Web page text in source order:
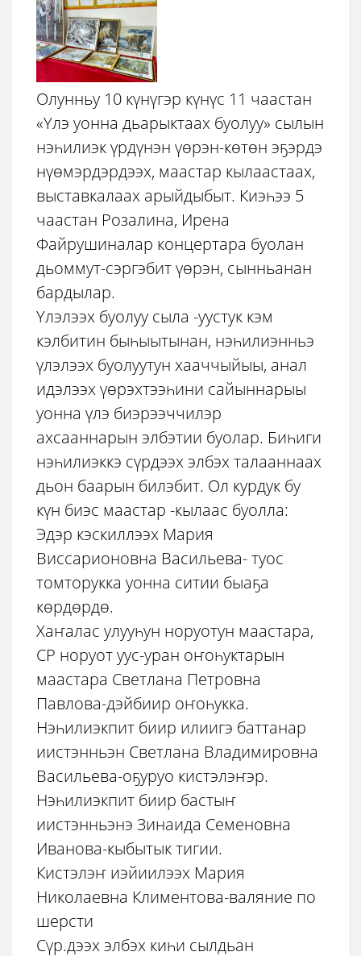
Олунньу 10 күнүгэр күнүс 11 чаастан
«Үлэ уонна дьарыктаах буолуу» сылын
нэһилиэк үрдүнэн үөрэн-көтөн эҕэрдэ
нүөмэрдэрдээх, маастар кылаастаах,
выставкалаах арыйдыбыт. Киэһээ 5
чаастан Розалина, Ирена
Файрушиналар концертара буолан
дьоммут-сэргэбит үөрэн, сынньанан
бардылар.
Үлэлээх буолуу сыла -уустук кэм
кэлбитин быһыытынан, нэһилиэнньэ
үлэлээх буолуутун хааччыйыы, анал
идэлээх үөрэхтээһини сайыннарыы
уонна үлэ биэрээччилэр
ахсааннарын элбэтии буолар. Биһиги
нэһилиэккэ сүрдээх элбэх талааннаах
дьон баарын билэбит. Ол курдук бу
күн биэс маастар -кылаас буолла:
Эдэр кэскиллээх Мария
Виссарионовна Васильева- туос
томторукка уонна ситии быаҕа
көрдөрдө.
Хаҥалас улууһун норуотун маастара,
СР норуот уус-уран оҥоһуктарын
маастара Светлана Петровна
Павлова-дэйбиир оҥоһукка.
Нэһилиэкпит биир илиигэ баттанар
иистэнньэн Светлана Владимировна
Васильева-оҕуруо кистэлэҥэр.
Нэһилиэкпит биир бастыҥ
иистэнньэнэ Зинаида Семеновна
Иванова-кыбытык тигии.
Кистэлэҥ иэйиилээх Мария
Николаевна Климентова-валяние по
шерсти
Сүр.дээх элбэх киһи сылдьан